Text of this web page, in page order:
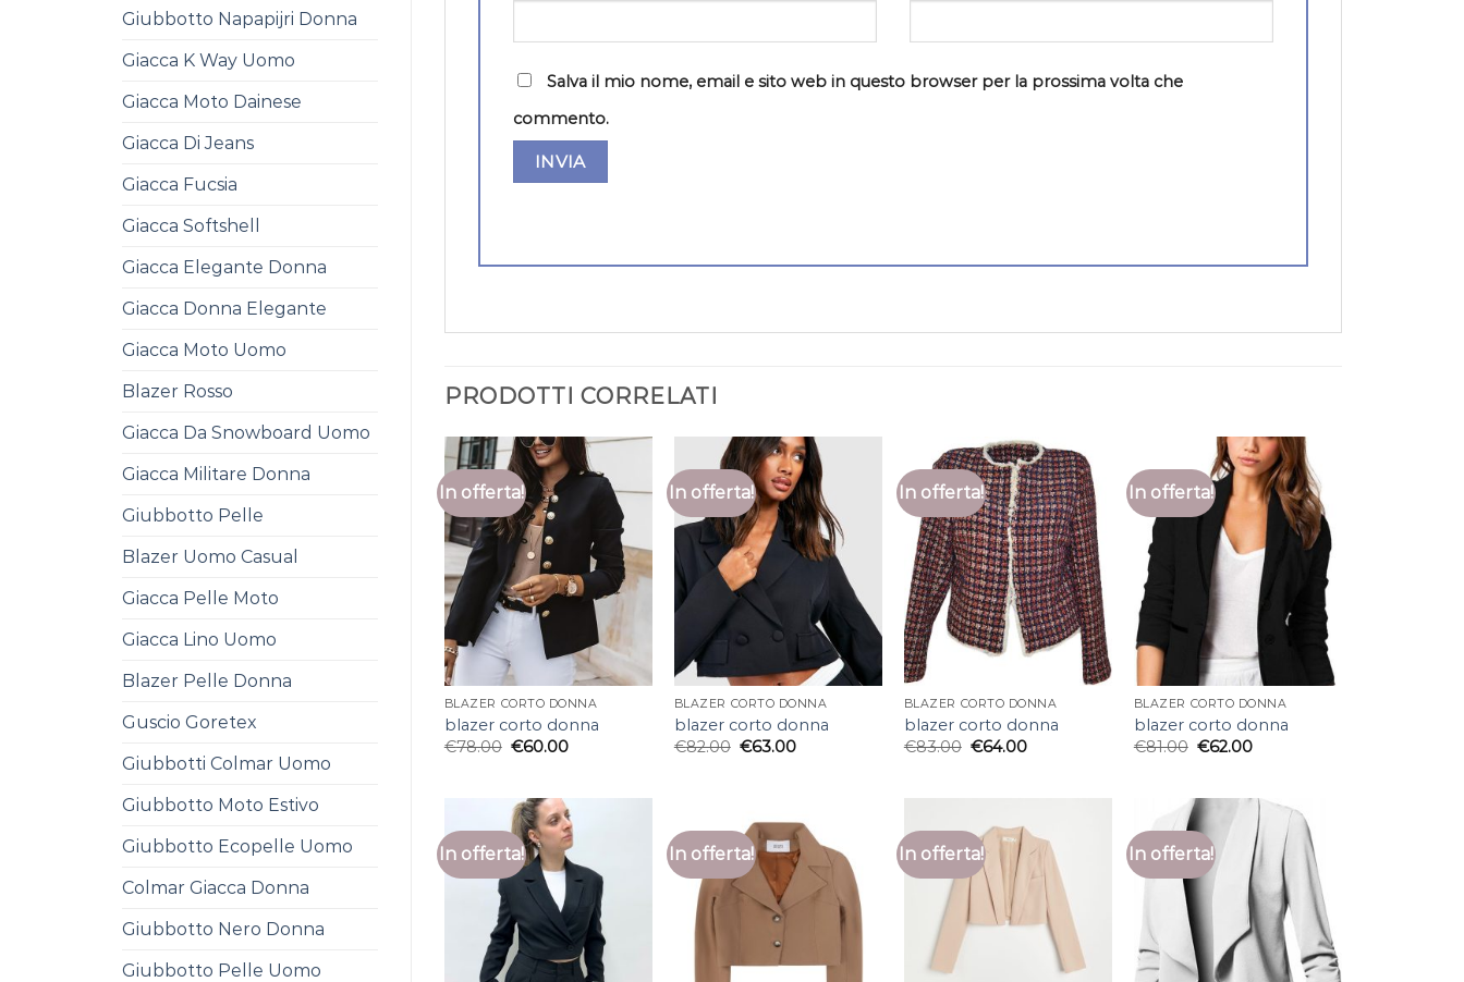
Giubbotto Napapijri Donna
Giacca K Way Uomo
Giacca Moto Dainese
Giacca Di Jeans
Giacca Fucsia
Giacca Softshell
Giacca Elegante Donna
Giacca Donna Elegante
Giacca Moto Uomo
Blazer Rosso
Giacca Da Snowboard Uomo
Giacca Militare Donna
Giubbotto Pelle
Blazer Uomo Casual
Giacca Pelle Moto
Giacca Lino Uomo
Blazer Pelle Donna
Guscio Goretex
Giubbotti Colmar Uomo
Giubbotto Moto Estivo
Giubbotto Ecopelle Uomo
Colmar Giacca Donna
Giubbotto Nero Donna
Giubbotto Pelle Uomo
Salva il mio nome, email e sito web in questo browser per la prossima volta che
commento.
PRODOTTI CORRELATI
In offerta!
BLAZER CORTO DONNA
blazer corto donna
€78.00 €60.00
In offerta!
BLAZER CORTO DONNA
blazer corto donna
€82.00 €63.00
In offerta!
BLAZER CORTO DONNA
blazer corto donna
€83.00 €64.00
In offerta!
BLAZER CORTO DONNA
blazer corto donna
€81.00 €62.00
In offerta! In offerta! In offerta! In offerta!